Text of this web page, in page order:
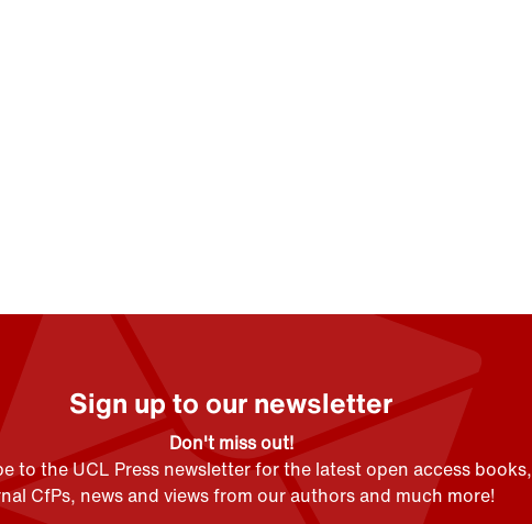
Sign up to our newsletter
Don't miss out!
to the UCL Press newsletter for the latest open access books,
CfPs, news and views from our authors and much more!